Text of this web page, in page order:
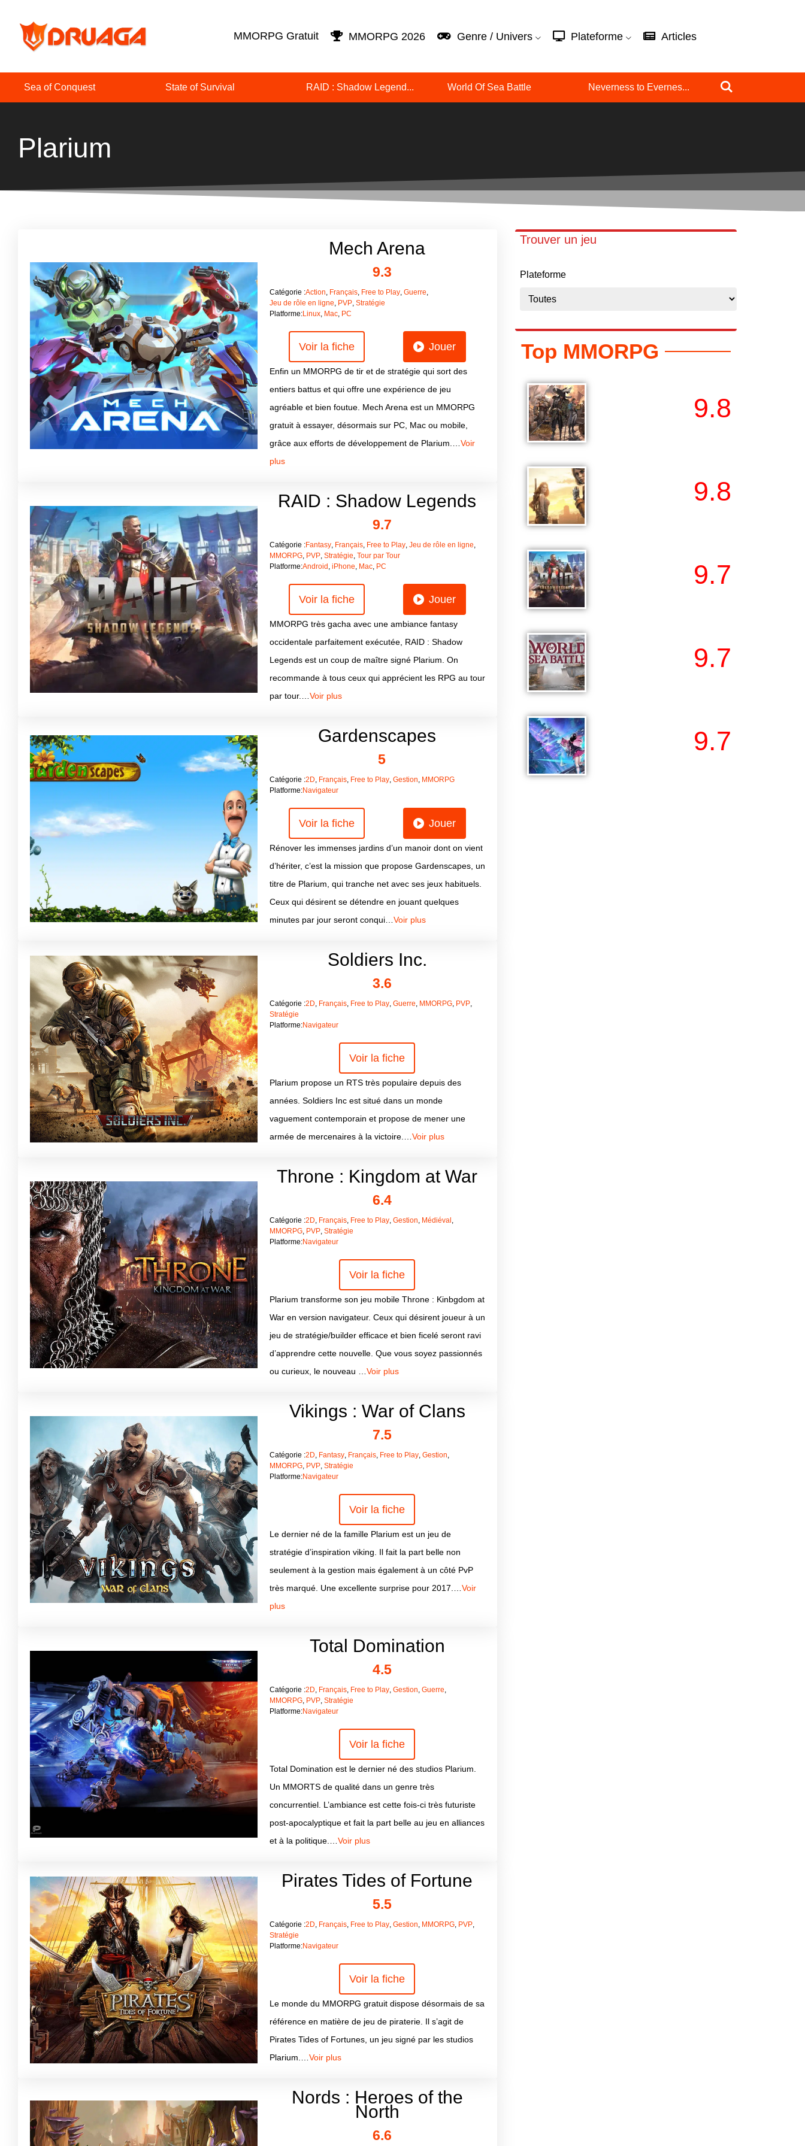
MMORPG Gratuit MMORPG 2026 Genre / Univers Plateforme Articles
Sea of Conquest State of Survival RAID : Shadow Legend... World Of Sea Battle Neverness to Evernes...
Plarium
Mech Arena
9.3
Catégorie :Action, Français, Free to Play, Guerre,
Jeu de rôle en ligne, PVP, Stratégie
Platforme:Linux, Mac, PC
Voir la fiche Jouer
Enfin un MMORPG de tir et de stratégie qui sort des
entiers battus et qui offre une expérience de jeu
agréable et bien foutue. Mech Arena est un MMORPG
gratuit à essayer, désormais sur PC, Mac ou mobile,
grâce aux efforts de développement de Plarium.… Voir
plus
RAID : Shadow Legends
9.7
Catégorie :Fantasy, Français, Free to Play, Jeu de rôle en ligne,
MMORPG, PVP, Stratégie, Tour par Tour
Platforme:Android , iPhone, Mac, PC
Voir la fiche Jouer
MMORPG très gacha avec une ambiance fantasy
occidentale parfaitement exécutée, RAID : Shadow
Legends est un coup de maître signé Plarium. On
recommande à tous ceux qui apprécient les RPG au tour
par tour.… Voir plus
Gardenscapes
5
Catégorie :2D, Français, Free to Play, Gestion, MMORPG
Platforme:Navigateur
Voir la fiche Jouer
Rénover les immenses jardins d’un manoir dont on vient
d’hériter, c’est la mission que propose Gardenscapes, un
titre de Plarium, qui tranche net avec ses jeux habituels.
Ceux qui désirent se détendre en jouant quelques
minutes par jour seront conqui… Voir plus
Soldiers Inc.
3.6
Catégorie :2D, Français, Free to Play, Guerre, MMORPG, PVP,
Stratégie
Platforme:Navigateur
Voir la fiche
Plarium propose un RTS très populaire depuis des
années. Soldiers Inc est situé dans un monde
vaguement contemporain et propose de mener une
armée de mercenaires à la victoire.… Voir plus
Throne : Kingdom at War
6.4
Catégorie :2D, Français, Free to Play, Gestion, Médiéval ,
MMORPG, PVP, Stratégie
Platforme:Navigateur
Voir la fiche
Plarium transforme son jeu mobile Throne : Kinbgdom at
War en version navigateur. Ceux qui désirent joueur à un
jeu de stratégie/builder efficace et bien ficelé seront ravi
d’apprendre cette nouvelle. Que vous soyez passionnés
ou curieux, le nouveau … Voir plus
Vikings : War of Clans
7.5
Catégorie :2D, Fantasy, Français, Free to Play, Gestion,
MMORPG, PVP, Stratégie
Platforme:Navigateur
Voir la fiche
Le dernier né de la famille Plarium est un jeu de
stratégie d’inspiration viking. Il fait la part belle non
seulement à la gestion mais également à un côté PvP
très marqué. Une excellente surprise pour 2017.… Voir
plus
Total Domination
4.5
Catégorie :2D, Français, Free to Play, Gestion, Guerre,
MMORPG, PVP, Stratégie
Platforme:Navigateur
Voir la fiche
Total Domination est le dernier né des studios Plarium.
Un MMORTS de qualité dans un genre très
concurrentiel. L’ambiance est cette fois-ci très futuriste
post-apocalyptique et fait la part belle au jeu en alliances
et à la politique.… Voir plus
Pirates Tides of Fortune
5.5
Catégorie :2D, Français, Free to Play, Gestion, MMORPG, PVP,
Stratégie
Platforme:Navigateur
Voir la fiche
Le monde du MMORPG gratuit dispose désormais de sa
référence en matière de jeu de piraterie. Il s’agit de
Pirates Tides of Fortunes, un jeu signé par les studios
Plarium.… Voir plus
Nords : Heroes of the
North
6.6
Trouver un jeu
Plateforme
Top MMORPG
9.8
9.8
9.7
9.7
9.7